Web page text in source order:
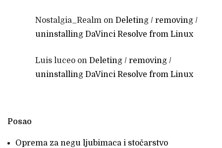
Nostalgia_Realm on Deleting / removing /
uninstalling DaVinci Resolve from Linux
Luis luceo on Deleting / removing /
uninstalling DaVinci Resolve from Linux
Posao
Oprema za negu ljubimaca i stočarstvo